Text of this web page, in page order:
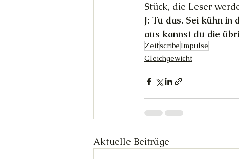
Stück, die Leser
J: Tu das. Sei kühn
aus kannst du die
Zeitscribe Impulse
Gleichgewicht
Aktuelle Beiträge